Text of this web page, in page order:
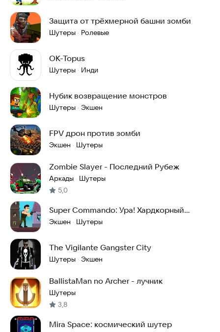
Защита от трёхмерной башни зомби
Шутеры · Ролевые
OK-Topus
Шутеры · Инди
Нубик возвращение монстров
Шутеры · Экшен
FPV дрон против зомби
Экшен · Шутеры
Zombie Slayer - Последний Рубеж
Аркады · Шутеры
5,0
Super Commando: Ура! Хардкорный
Штурм
Экшен · Шутеры
The Vigilante Gangster City
Шутеры · Экшен
BallistaMan no Archer - лучник
Шутеры
3,8
Mira Space: космический шутер